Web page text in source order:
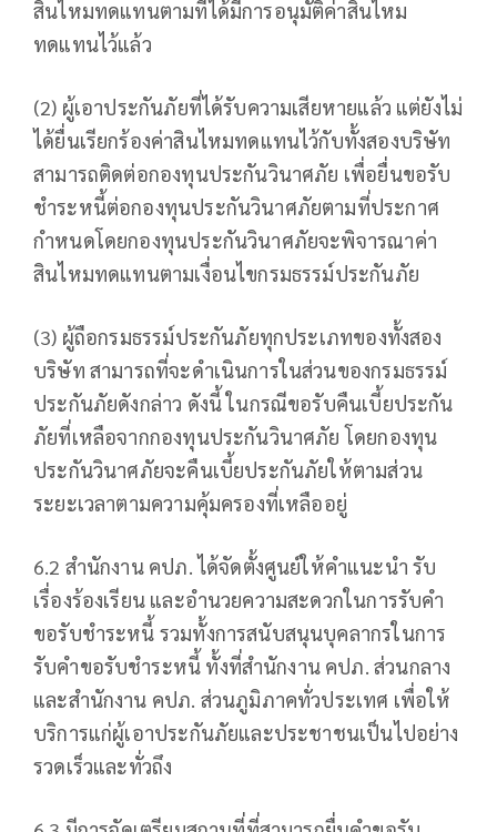
สินไหมทดแทนตามที่ได้มีการอนุมัติค่าสินไหม
ทดแทนไว้แล้ว
(2) ผู้เอาประกันภัยที่ได้รับความเสียหายแล้ว แต่ยังไม่
ได้ยื่นเรียกร้องค่าสินไหมทดแทนไว้กับทั้งสองบริษัท
สามารถติดต่อกองทุนประกันวินาศภัย เพื่อยื่นขอรับ
ชำระหนี้ต่อกองทุนประกันวินาศภัยตามที่ประกาศ
กำหนดโดยกองทุนประกันวินาศภัยจะพิจารณาค่า
สินไหมทดแทนตามเงื่อนไขกรมธรรม์ประกันภัย
(3) ผู้ถือกรมธรรม์ประกันภัยทุกประเภทของทั้งสอง
บริษัท สามารถที่จะดำเนินการในส่วนของกรมธรรม์
ประกันภัยดังกล่าว ดังนี้ ในกรณีขอรับคืนเบี้ยประกัน
ภัยที่เหลือจากกองทุนประกันวินาศภัย โดยกองทุน
ประกันวินาศภัยจะคืนเบี้ยประกันภัยให้ตามส่วน
ระยะเวลาตามความคุ้มครองที่เหลืออยู่
6.2 สำนักงาน คปภ. ได้จัดตั้งศูนย์ให้คำแนะนำ รับ
เรื่องร้องเรียน และอำนวยความสะดวกในการรับคำ
ขอรับชำระหนี้ รวมทั้งการสนับสนุนบุคลากรในการ
รับคำขอรับชำระหนี้ ทั้งที่สำนักงาน คปภ. ส่วนกลาง
และสำนักงาน คปภ. ส่วนภูมิภาคทั่วประเทศ เพื่อให้
บริการแก่ผู้เอาประกันภัยและประชาชนเป็นไปอย่าง
รวดเร็วและทั่วถึง